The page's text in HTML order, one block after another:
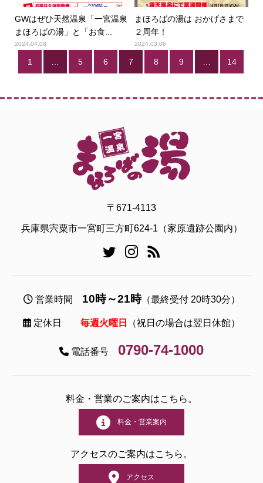
GWはぜひ天然温泉「一宮温泉
まほろばの湯」と「お食...
2024.04.08
まほろばの湯は おかげさまで
２周年！
2024.03.06
1 5 6 7 8 9 14
〒671-4113
兵庫県宍粟市一宮町三方町624-1（家原遺跡公園内）
営業時間 10時～21時（最終受付 20時30分）
定休日 毎週火曜日 （祝日の場合は翌日休館）
電話番号 0790-74-1000
料金・営業のご案内はこちら。
料金・営業案内
アクセスのご案内はこちら。
アクセス